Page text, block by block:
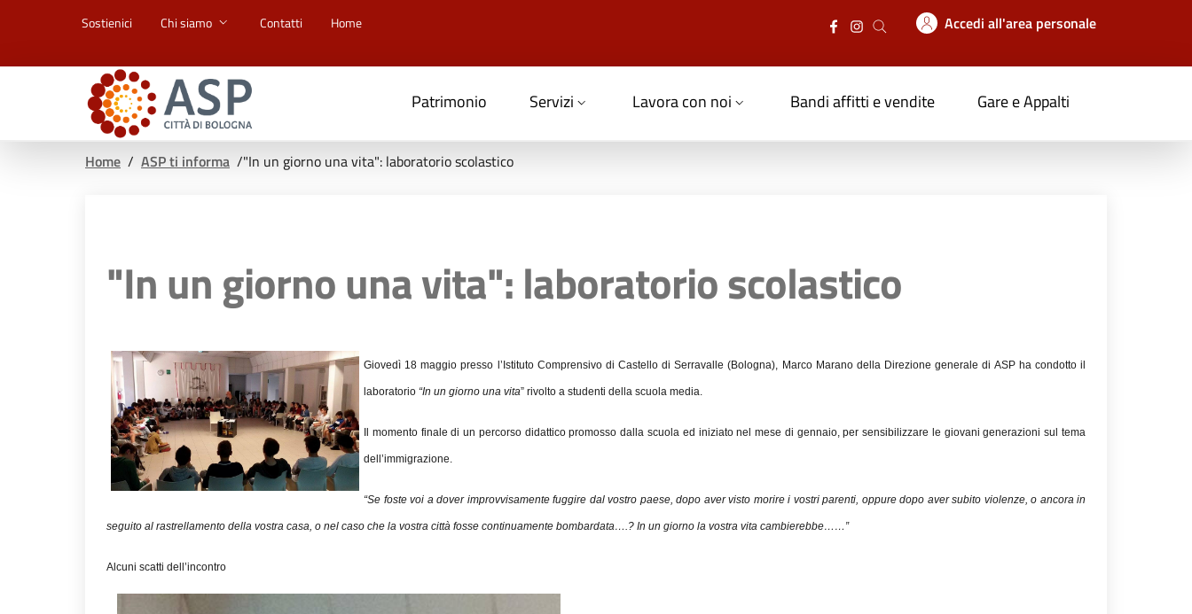
Sostienici Chi siamo Contatti Home Accedi all'area personale
Patrimonio Servizi Lavora con noi Bandi affitti e vendite Gare e Appalti
Home / ASP ti informa /"In un giorno una vita": laboratorio scolastico
"In un giorno una vita": laboratorio scolastico
Giovedì 18 maggio presso l’Istituto Comprensivo di Castello di Serravalle (Bologna), Marco Marano della Direzione generale di ASP ha condotto il
laboratorio “In un giorno una vita” rivolto a studenti della scuola media.
Il momento finale di un percorso didattico promosso dalla scuola ed iniziato nel mese di gennaio, per sensibilizzare le giovani generazioni sul tema
dell’immigrazione.
“Se foste voi a dover improvvisamente fuggire dal vostro paese, dopo aver visto morire i vostri parenti, oppure dopo aver subito violenze, o ancora in
seguito al rastrellamento della vostra casa, o nel caso che la vostra città fosse continuamente bombardata….? In un giorno la vostra vita cambierebbe……”
Alcuni scatti dell’incontro